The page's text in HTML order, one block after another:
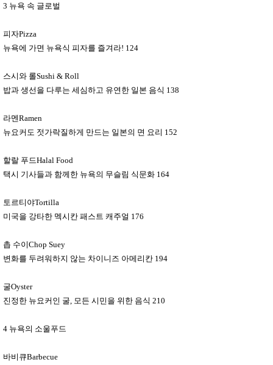
3 뉴욕 속 글로벌
피자Pizza
뉴욕에 가면 뉴욕식 피자를 즐겨라! 124
스시와 롤Sushi & Roll
밥과 생선을 다루는 세심하고 유연한 일본 음식 138
라멘Ramen
뉴요커도 젓가락질하게 만드는 일본의 면 요리 152
할랄 푸드Halal Food
택시 기사들과 함께한 뉴욕의 무슬림 식문화 164
토르티야Tortilla
미국을 강타한 멕시칸 패스트 캐주얼 176
촙 수이Chop Suey
변화를 두려워하지 않는 차이니즈 아메리칸 194
굴Oyster
진정한 뉴요커인 굴 모든 시민을 위한 음식 210
4 뉴욕의 소울푸드
바비큐Barbecue